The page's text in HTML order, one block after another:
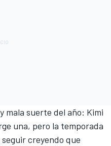
mala suerte del año: Kimi
una, pero la temporada
creyendo que